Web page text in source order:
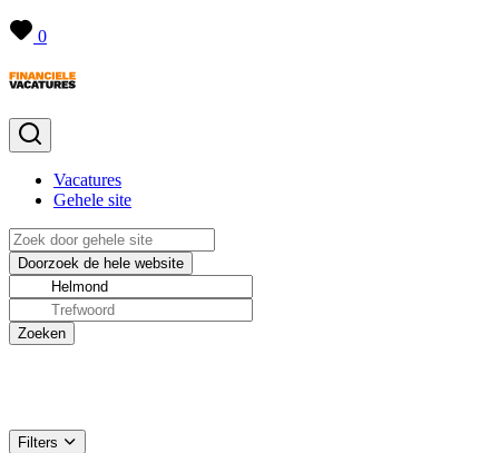
0
Vacatures
Gehele site
Filters